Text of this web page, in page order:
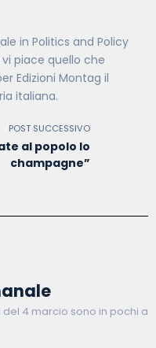
in Politics and Policy
piace quello che
Edizioni Montag il
italiana.
POST SUCCESSIVO
al popolo lo
champagne”
4 marcio sono in pochi a